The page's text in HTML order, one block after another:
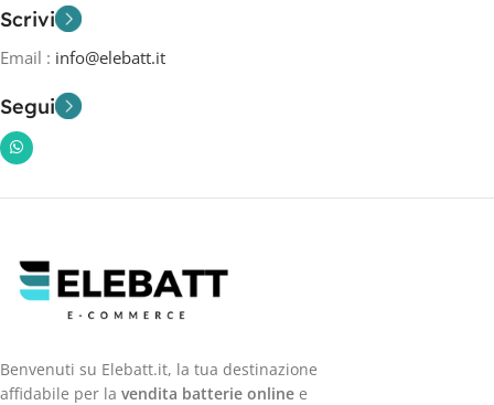
Scrivi
Email : info@elebatt.it
Segui
Benvenuti su Elebatt.it, la tua destinazione
affidabile per la vendita batterie online e